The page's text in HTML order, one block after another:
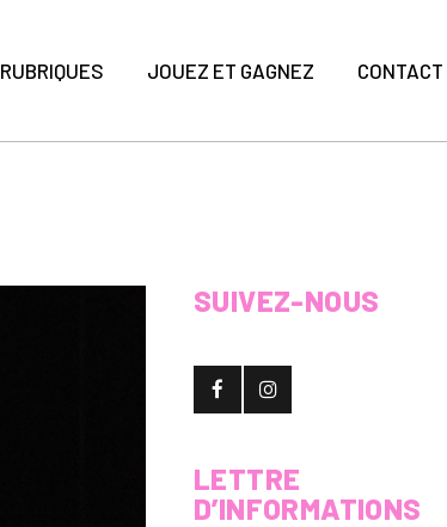
RUBRIQUES JOUEZ ET GAGNEZ CONTACT
SUIVEZ-NOUS
LETTRE
D’INFORMATIONS